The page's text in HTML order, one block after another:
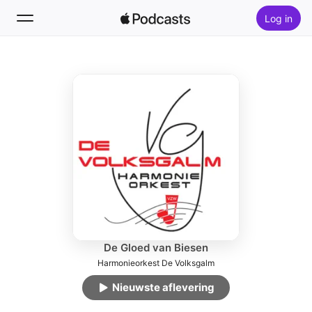
Log in
Hitlijsten
De Gloed van Biesen
Harmonieorkest De Volksgalm
Nieuwste aflevering